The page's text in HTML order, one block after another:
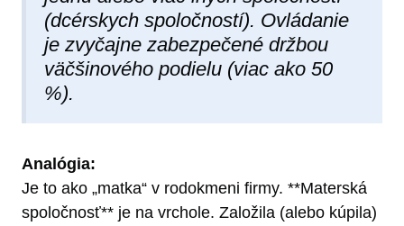
(dcérskych spoločností). Ovládanie
je zvyčajne zabezpečené držbou
väčšinového podielu (viac ako 50
%).
Analógia:
Je to ako „matka“ v rodokmeni firmy. **Materská
spoločnosť** je na vrchole. Založila (alebo kúpila)